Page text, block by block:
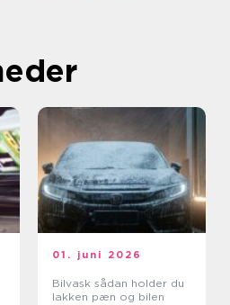
01. juni 2026
Bilvask sådan holder du
lakken pæn og bilen